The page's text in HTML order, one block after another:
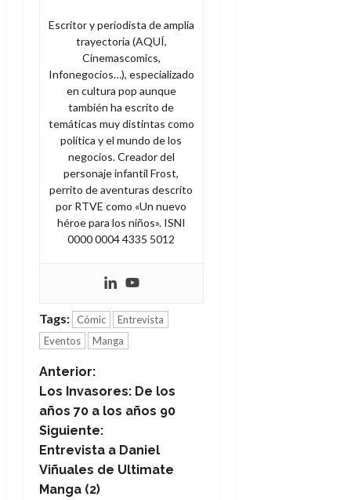
Escritor y periodista de amplia
trayectoria (AQUÍ,
Cinemascomics,
Infonegocios…), especializado
en cultura pop aunque
también ha escrito de
temáticas muy distintas como
política y el mundo de los
negocios. Creador del
personaje infantil Frost,
perrito de aventuras descrito
por RTVE como «Un nuevo
héroe para los niños». ISNI
0000 0004 4335 5012
Tags: Cómic
Entrevista
Eventos
Manga
N
a
v
e
Anterior:
Los Invasores: De los
años 70 a los años 90
Siguiente:
Entrevista a Daniel
Viñuales de Ultimate
Manga (2)